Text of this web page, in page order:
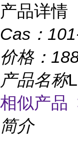
产品详情
Cas：
价格：
产品名称
相似产品
简介